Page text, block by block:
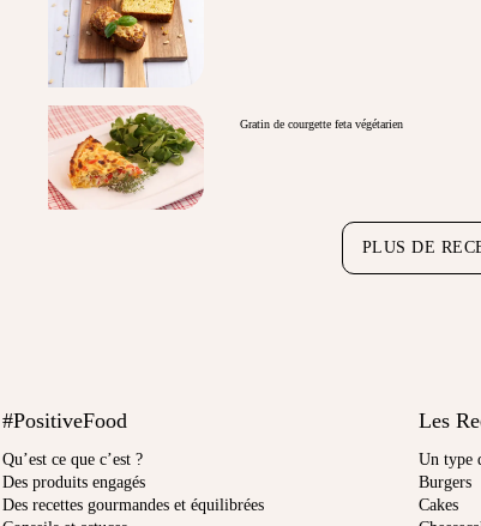
Gratin de courgette feta végétarien
PLUS DE
#PositiveFood
Qu’est ce que c’est ?
Des produits engagés
Des recettes gourmandes et équilibrées
Les
Un type
Burgers
Cakes